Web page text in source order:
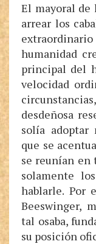
El mayoral
arrear los
humanidad
principal del
velocidad
desdeñosa
solía adoptar
que se
se reunían en
solamente
hablarle. Por
Beeswinger,
tal osaba,
su posición